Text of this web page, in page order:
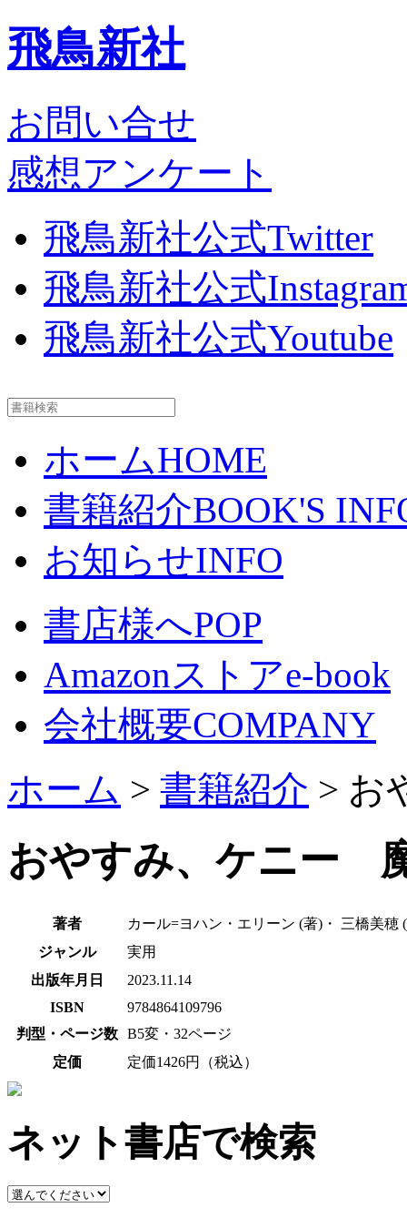
飛鳥新社
お問い合せ
感想アンケート
飛鳥新社公式Twitter
飛鳥新社公式
飛鳥新社公式Youtube
ホームHOME
書籍紹介BOOK'S
お知らせINFO
書店様へPOP
Amazonストアe-book
会社概要COMPANY
ホーム > 書籍紹介 > お
おやすみ、ケニー
著者
カール=ヨハン・エリーン (著)・ 三橋美穂
ジャンル
実用
出版年月日
2023.11.14
ISBN
9784864109796
判型・ページ数 B5変・32ページ
定価
定価1426円（税込）
ネット書店で検索